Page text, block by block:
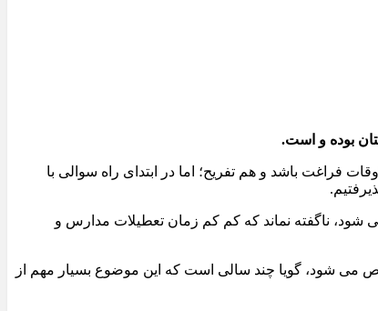
بوده و است.
فراغت باشد و هم تفریح؛ اما در ابتدای راه سوالی با
شود، ناگفته نماند که کم کم زمان تعطیلات مدارس و
می شود، گویا چند سالی است که این موضوع بسیار مهم از